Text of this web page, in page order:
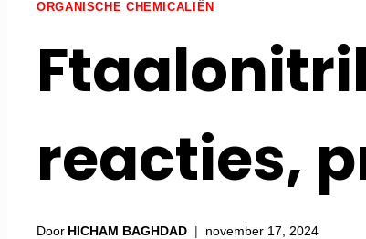
ORGANISCHE CHEMICALIËN
reacties,
Door HICHAM BAGHDAD november 17, 2024